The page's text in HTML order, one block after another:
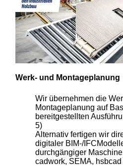
Werk- und Montageplanung
Wir übernehmen die
Montageplanung auf
bereitgestellten
5)
Alternativ fertigen wir
digitaler BIM-/
durchgängiger
cadwork, SEMA, hsbcad